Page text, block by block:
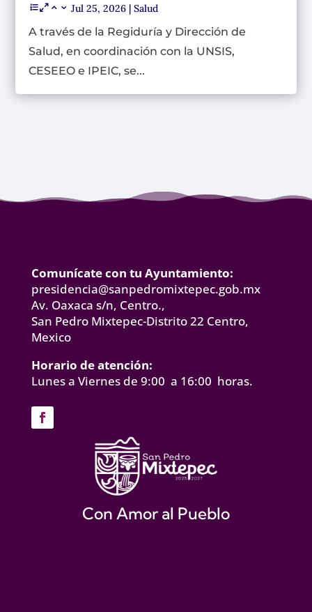
Jul 25, 2026 |Salud
A través de la Regiduría y Dirección de
Salud, en coordinación con la UNSIS,
CESEEO e IPEIC, se...
Comunícate con tu Ayuntamiento:
presidencia@sanpedromixtepec.gob.mx
Av. Oaxaca s/n, Centro.,
San Pedro Mixtepec-Distrito 22 Centro,
Mexico
Horario de atención:
Lunes a Viernes de 9:00 a 16:00 horas.
Con Amor al Pueblo